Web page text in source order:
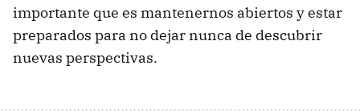
importante que es mantenernos abiertos y estar
preparados para no dejar nunca de descubrir
nuevas perspectivas.